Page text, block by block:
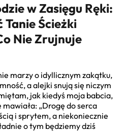
w Zasięgu Ręki:
Ścieżki
Nie Zrujnuje
marzy o idyllicznym zakątku,
a alejki snują się niczym
jak kiedyś moja babcia,
„Drogę do serca
i sprytem, a niekoniecznie
o tym będziemy dziś